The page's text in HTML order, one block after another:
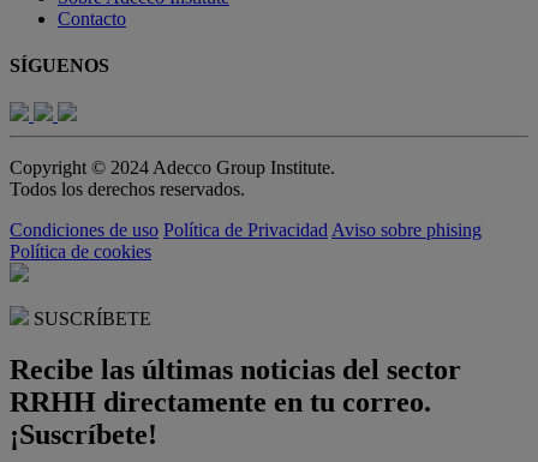
Contacto
SÍGUENOS
Copyright © 2024 Adecco Group Institute.
Todos los derechos reservados.
Condiciones de uso Política de PrivacidadAviso sobre phising
Política de cookies
SUSCRÍBETE
Recibe las últimas noticias del sector
RRHH directamente en tu correo.
¡Suscríbete!